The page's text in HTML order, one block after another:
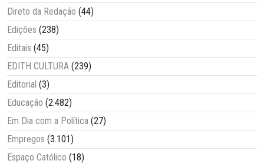
Direto da Redação (44)
Edições (238)
Editais (45)
EDITH CULTURA (239)
Editorial (3)
Educação (2.482)
Em Dia com a Política (27)
Empregos (3.101)
Espaço Católico (18)